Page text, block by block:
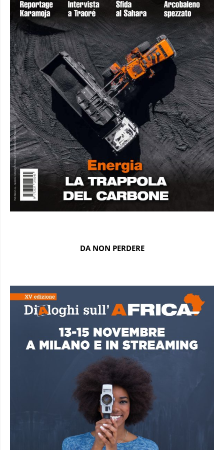
DA NON PERDERE